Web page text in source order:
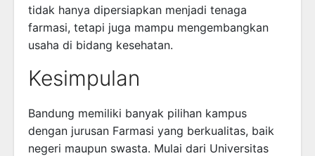
tidak hanya dipersiapkan menjadi tenaga
farmasi, tetapi juga mampu mengembangkan
usaha di bidang kesehatan.
Kesimpulan
Bandung memiliki banyak pilihan kampus
dengan jurusan Farmasi yang berkualitas, baik
negeri maupun swasta. Mulai dari Universitas